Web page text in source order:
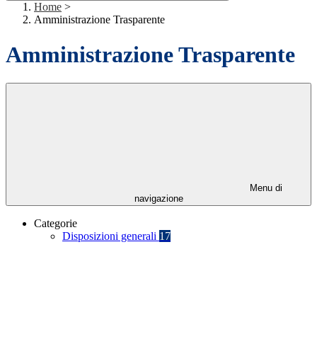
Home >
Amministrazione Trasparente
Amministrazione Trasparente
Menu di
navigazione
Categorie
Disposizioni generali 17